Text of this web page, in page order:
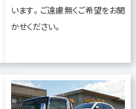
います。ご遠慮無くご希望をお聞
かせください。